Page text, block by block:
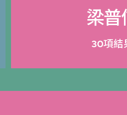
梁普
30項結